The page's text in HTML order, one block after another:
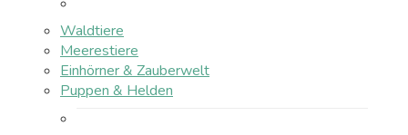
Waldtiere
Meerestiere
Einhörner & Zauberwelt
Puppen & Helden